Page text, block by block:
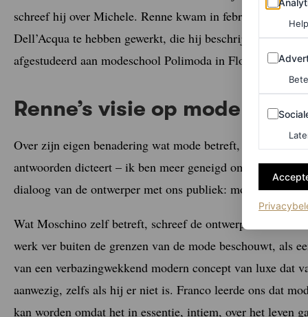
schreef hij over Michele. Renne kwam in februari 2004 bij
Dell’Acqua te hebben gewerkt, die hij beschrijft als “mijn
afgestudeerd aan modeschool Polimoda in Florence.
Renne’s visie op mode
Over zijn eigen benadering wat mode betreft, deelde
antwoorden dicteert – ik ben meer geneigd om de juiste
dialoog van de ontwerper met ons publiek: mode is van
Wat Moschino zelf betreft, schreef de ontwerper: “Franco
werk ver buiten de grenzen van de mode beschouwt, als
van een verbazingwekkend modern concept van luxe dat
aanwezig, zelfs als hij er niet is. Franco leerde ons dat
kan worden omdat het in essentie, intiem, over het leven
Sociale